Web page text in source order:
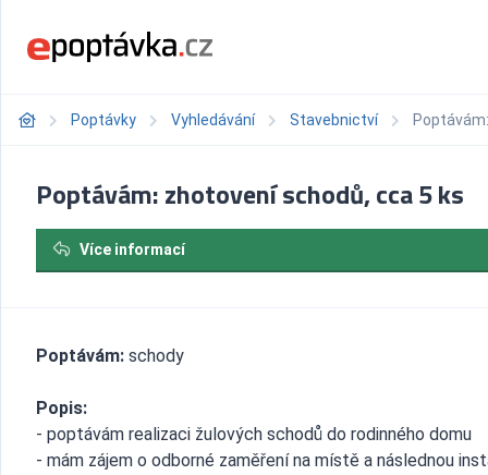
Poptávky Vyhledávání Stavebnictví
Poptávám: zhotovení schodů, cca 5 ks
Více informací
Poptávám: schody
Popis:
- poptávám realizaci žulových schodů do rodinného domu
- mám zájem o odborné zaměření na místě a následnou